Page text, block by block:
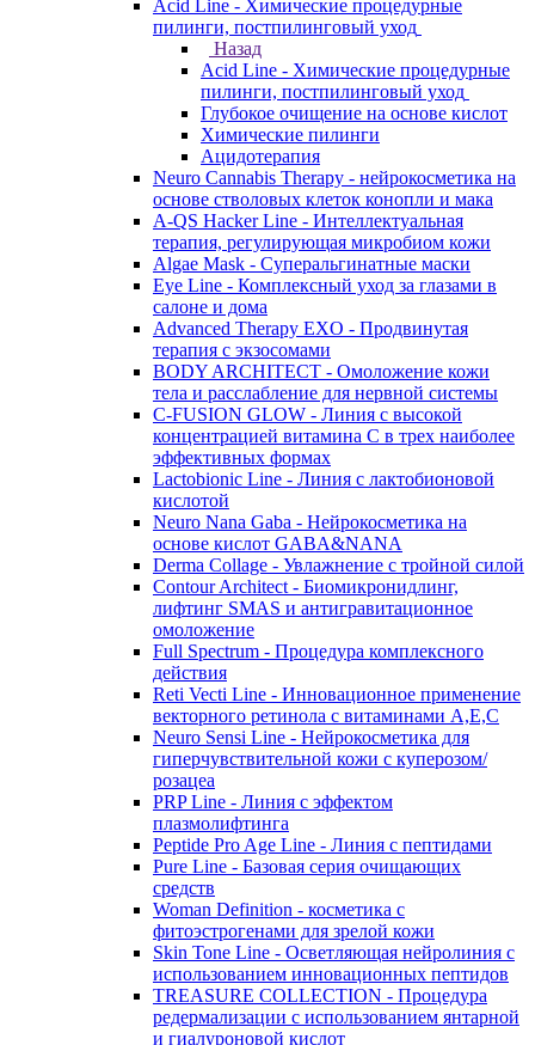
Acid Line - Химические процедурные
пилинги, постпилинговый уход
Назад
Acid Line - Химические процедурные
пилинги, постпилинговый уход
Глубокое очищение на основе кислот
Химические пилинги
Ацидотерапия
Neuro Cannabis Therapy - нейрокосметика на
основе стволовых клеток конопли и мака
A-QS Hacker Line - Интеллектуальная
терапия, регулирующая микробиом кожи
Algae Mask - Суперальгинатные маски
Eye Line - Комплексный уход за глазами в
салоне и дома
Advanced Therapy EXO - Продвинутая
терапия с экзосомами
BODY ARCHITECT - Омоложение кожи
тела и расслабление для нервной системы
C-FUSION GLOW - Линия с высокой
концентрацией витамина C в трех наиболее
эффективных формах
Lactobionic Line - Линия с лактобионовой
кислотой
Neuro Nana Gaba - Нейрокосметика на
основе кислот GABA&NANA
Derma Collage - Увлажнение с тройной силой
Contour Architect - Биомикронидлинг,
лифтинг SMAS и антигравитационное
омоложение
Full Spectrum - Процедура комплексного
действия
Reti Vecti Line - Инновационное применение
векторного ретинола с витаминами A,Е,С
Neuro Sensi Line - Нейрокосметика для
гиперчувствительной кожи с куперозом/
розацеа
PRP Line - Линия с эффектом
плазмолифтинга
Peptide Pro Age Line - Линия с пептидами
Pure Line - Базовая серия очищающих
средств
Woman Definition - косметика с
фитоэстрогенами для зрелой кожи
Skin Tone Line - Осветляющая нейролиния с
использованием инновационных пептидов
TREASURE COLLECTION - Процедура
редермализации с использованием янтарной
и гиалуроновой кислот